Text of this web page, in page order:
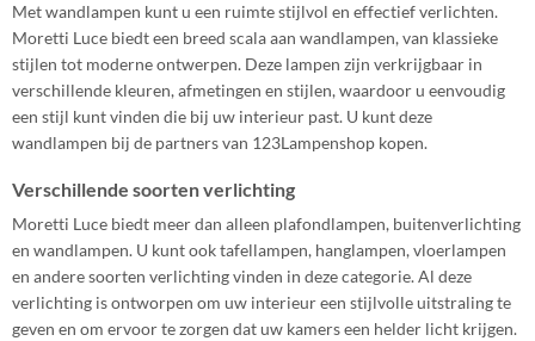
Met wandlampen kunt u een ruimte stijlvol en effectief verlichten.
Moretti Luce biedt een breed scala aan wandlampen, van klassieke
stijlen tot moderne ontwerpen. Deze lampen zijn verkrijgbaar in
verschillende kleuren, afmetingen en stijlen, waardoor u eenvoudig
een stijl kunt vinden die bij uw interieur past. U kunt deze
wandlampen bij de partners van 123Lampenshop kopen.
Verschillende soorten verlichting
Moretti Luce biedt meer dan alleen plafondlampen, buitenverlichting
en wandlampen. U kunt ook tafellampen, hanglampen, vloerlampen
en andere soorten verlichting vinden in deze categorie. Al deze
verlichting is ontworpen om uw interieur een stijlvolle uitstraling te
geven en om ervoor te zorgen dat uw kamers een helder licht krijgen.